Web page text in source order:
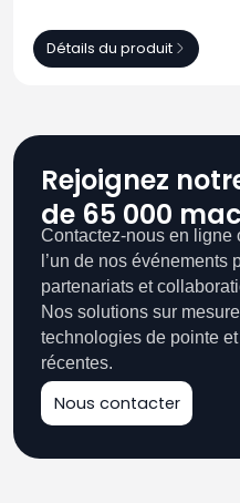
Détails du produit
Rejoignez
de 65 000
Contactez-nous en ligne
l’un de nos
partenariats et
Nos solutions sur
technologies de pointe
récentes.
Nous contacter